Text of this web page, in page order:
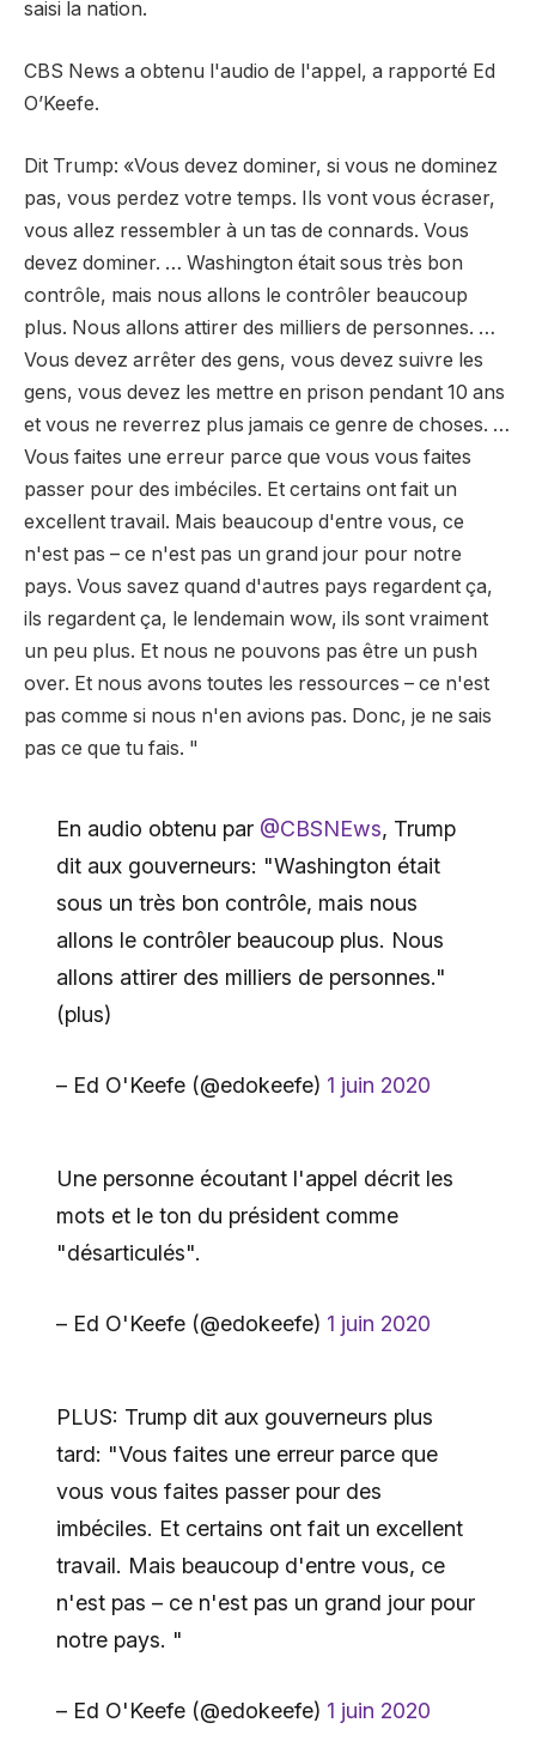
saisi la nation.
CBS News a obtenu l'audio de l'appel, a rapporté Ed
O’Keefe.
Dit Trump: «Vous devez dominer, si vous ne dominez
pas, vous perdez votre temps. Ils vont vous écraser,
vous allez ressembler à un tas de connards. Vous
devez dominer. … Washington était sous très bon
contrôle, mais nous allons le contrôler beaucoup
plus. Nous allons attirer des milliers de personnes. …
Vous devez arrêter des gens, vous devez suivre les
gens, vous devez les mettre en prison pendant 10 ans
et vous ne reverrez plus jamais ce genre de choses. …
Vous faites une erreur parce que vous vous faites
passer pour des imbéciles. Et certains ont fait un
excellent travail. Mais beaucoup d'entre vous, ce
n'est pas – ce n'est pas un grand jour pour notre
pays. Vous savez quand d'autres pays regardent ça,
ils regardent ça, le lendemain wow, ils sont vraiment
un peu plus. Et nous ne pouvons pas être un push
over. Et nous avons toutes les ressources – ce n'est
pas comme si nous n'en avions pas. Donc, je ne sais
pas ce que tu fais. "
En audio obtenu par @CBSNEws, Trump
dit aux gouverneurs: "Washington était
sous un très bon contrôle, mais nous
allons le contrôler beaucoup plus. Nous
allons attirer des milliers de personnes."
(plus)
– Ed O'Keefe (@edokeefe) 1 juin 2020
Une personne écoutant l'appel décrit les
mots et le ton du président comme
"désarticulés".
– Ed O'Keefe (@edokeefe) 1 juin 2020
PLUS: Trump dit aux gouverneurs plus
tard: "Vous faites une erreur parce que
vous vous faites passer pour des
imbéciles. Et certains ont fait un excellent
travail. Mais beaucoup d'entre vous, ce
n'est pas – ce n'est pas un grand jour pour
notre pays. "
– Ed O'Keefe (@edokeefe) 1 juin 2020